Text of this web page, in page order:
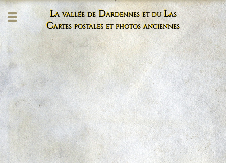
La vallée de Dardennes et du Las
Cartes postales et photos anciennes